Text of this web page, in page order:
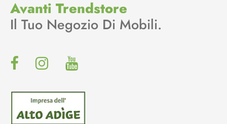
Avanti Trendstore
Il Tuo Negozio Di Mobili.